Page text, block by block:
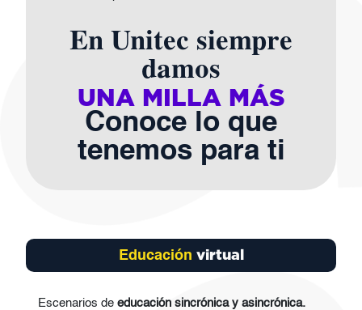
En Unitec siempre
damos
UNA MILLA MÁS
Conoce lo que
tenemos para ti
Educación virtual
Escenarios deeducación sincrónica y asincrónica.